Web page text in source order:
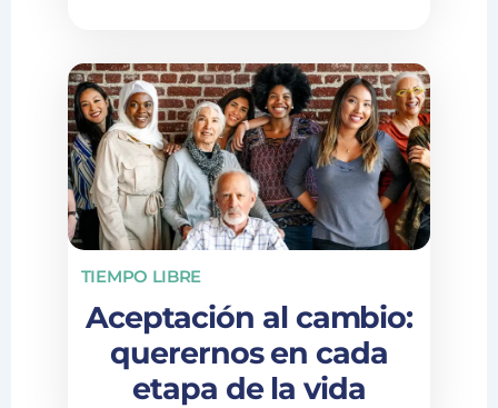
TIEMPO LIBRE
Aceptación al cambio:
querernos en cada
etapa de la vida